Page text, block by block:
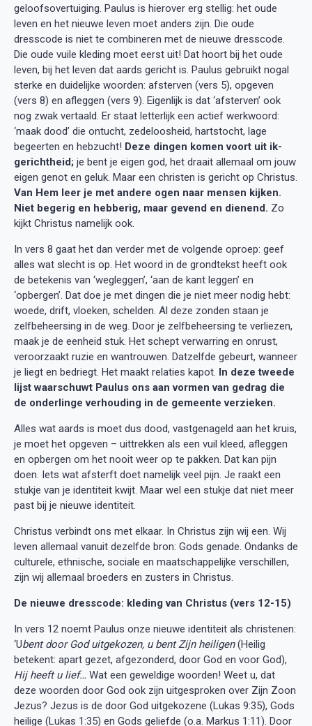
geloofsovertuiging. Paulus is hierover erg stellig: het oude
leven en het nieuwe leven moet anders zijn. Die oude
dresscode is niet te combineren met de nieuwe dresscode.
Die oude vuile kleding moet eerst uit! Dat hoort bij het oude
leven, bij het leven dat aards gericht is. Paulus gebruikt nogal
sterke en duidelijke woorden: afsterven (vers 5), opgeven
(vers 8) en afleggen (vers 9). Eigenlijk is dat ‘afsterven’ ook
nog zwak vertaald. Er staat letterlijk een actief werkwoord:
‘maak dood’ die ontucht, zedeloosheid, hartstocht, lage
begeerten en hebzucht! Deze dingen komen voort uit ik-
gerichtheid; je bent je eigen god, het draait allemaal om jouw
eigen genot en geluk. Maar een christen is gericht op Christus.
Van Hem leer je met andere ogen naar mensen kijken.
Niet begerig en hebberig, maar gevend en dienend. Zo
kijkt Christus namelijk ook.
In vers 8 gaat het dan verder met de volgende oproep: geef
alles wat slecht is op. Het woord in de grondtekst heeft ook
de betekenis van ‘wegleggen’, ‘aan de kant leggen’ en
‘opbergen’. Dat doe je met dingen die je niet meer nodig hebt:
woede, drift, vloeken, schelden. Al deze zonden staan je
zelfbeheersing in de weg. Door je zelfbeheersing te verliezen,
maak je de eenheid stuk. Het schept verwarring en onrust,
veroorzaakt ruzie en wantrouwen. Datzelfde gebeurt, wanneer
je liegt en bedriegt. Het maakt relaties kapot. In deze tweede
lijst waarschuwt Paulus ons aan vormen van gedrag die
de onderlinge verhouding in de gemeente verzieken.
Alles wat aards is moet dus dood, vastgenageld aan het kruis,
je moet het opgeven – uittrekken als een vuil kleed, afleggen
en opbergen om het nooit weer op te pakken. Dat kan pijn
doen. Iets wat afsterft doet namelijk veel pijn. Je raakt een
stukje van je identiteit kwijt. Maar wel een stukje dat niet meer
past bij je nieuwe identiteit.
Christus verbindt ons met elkaar. In Christus zijn wij een. Wij
leven allemaal vanuit dezelfde bron: Gods genade. Ondanks de
culturele, ethnische, sociale en maatschappelijke verschillen,
zijn wij allemaal broeders en zusters in Christus.
De nieuwe dresscode: kleding van Christus (vers 12-15)
In vers 12 noemt Paulus onze nieuwe identiteit als christenen:
‘Ubent door God uitgekozen, u bent Zijn heiligen(Heilig
betekent: apart gezet, afgezonderd, door God en voor God),
Hij heeft u lief… Wat een geweldige woorden! Weet u, dat
deze woorden door God ook zijn uitgesproken over Zijn Zoon
Jezus? Jezus is de door God uitgekozene (Lukas 9:35), Gods
heilige (Lukas 1:35) en Gods geliefde (o.a. Markus 1:11). Door